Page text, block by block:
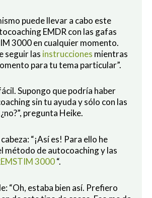
puede llevar a cabo este
EMDR con las gafas
3000 en cualquier momento.
seguir las instrucciones mientras
para tu tema particular”.
Supongo que podría haber
sin tu ayuda y sólo con las
pregunta Heike.
“¡Así es! Para ello he
método de autocoaching y las
3000“.
“Oh, estaba bien así. Prefiero